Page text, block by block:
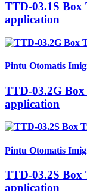
TTD-03.1S
application
Pintu Otomatis
TTD-03.2G
application
Pintu Otomatis
TTD-03.2S
application